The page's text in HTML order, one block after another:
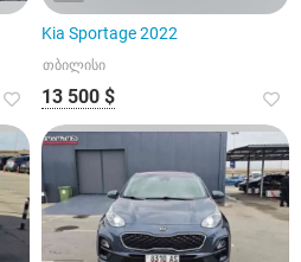
Kia Sportage 2022
თბილისი
13 500 $